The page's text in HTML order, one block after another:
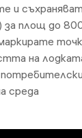
и
за площ до
на
среда